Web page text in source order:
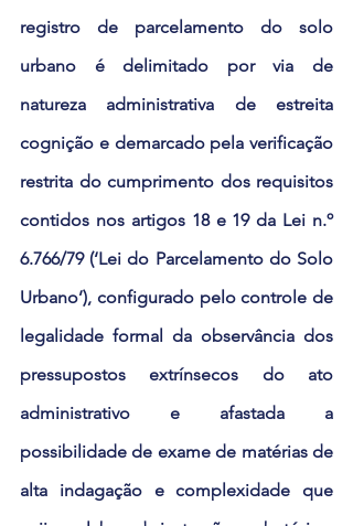
registro de parcelamento do solo
urbano é delimitado por via de
natureza administrativa de estreita
cognição e demarcado pela verificação
restrita do cumprimento dos requisitos
contidos nos artigos 18 e 19 da Lei n.º
6.766/79 (‘Lei do Parcelamento do Solo
Urbano’), configurado pelo controle de
legalidade formal da observância dos
pressupostos extrínsecos do ato
administrativo e afastada a
possibilidade de exame de matérias de
alta indagação e complexidade que